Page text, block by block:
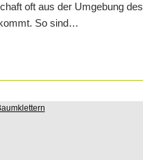
oft aus der Umgebung des
So sind…